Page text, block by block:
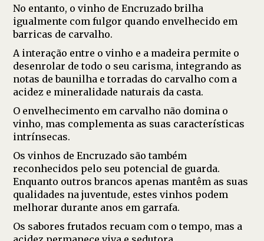
No entanto, o vinho de Encruzado brilha
igualmente com fulgor quando envelhecido em
barricas de carvalho.
A interação entre o vinho e a madeira permite o
desenrolar de todo o seu carisma, integrando as
notas de baunilha e torradas do carvalho com a
acidez e mineralidade naturais da casta.
O envelhecimento em carvalho não domina o
vinho, mas complementa as suas características
intrínsecas.
Os vinhos de Encruzado são também
reconhecidos pelo seu potencial de guarda.
Enquanto outros brancos apenas mantêm as suas
qualidades na juventude, estes vinhos podem
melhorar durante anos em garrafa.
Os sabores frutados recuam com o tempo, mas a